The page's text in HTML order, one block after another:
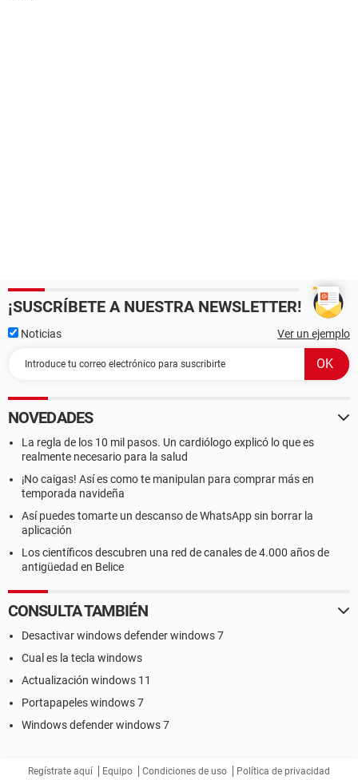
¡SUSCRÍBETE A NUESTRA NEWSLETTER!
Noticias Ver un ejemplo
NOVEDADES
La regla de los 10 mil pasos. Un cardiólogo explicó lo que es
realmente necesario para la salud
¡No caigas! Así es como te manipulan para comprar más en
temporada navideña
Así puedes tomarte un descanso de WhatsApp sin borrar la
aplicación
Los científicos descubren una red de canales de 4.000 años de
antigüedad en Belice
CONSULTA TAMBIÉN
Desactivar windows defender windows 7
Cual es la tecla windows
Actualización windows 11
Portapapeles windows 7
Windows defender windows 7
Regístrate aquí Equipo Condiciones de uso Política de privacidad